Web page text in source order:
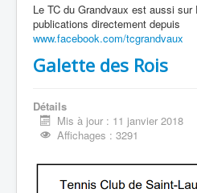
Le TC du Grandvaux est aussi
publications directement depuis
www.facebook.com/tcgrandvaux
Galette des Rois
Détails
Mis à jour : 11 janvier 2018
Affichages : 3291